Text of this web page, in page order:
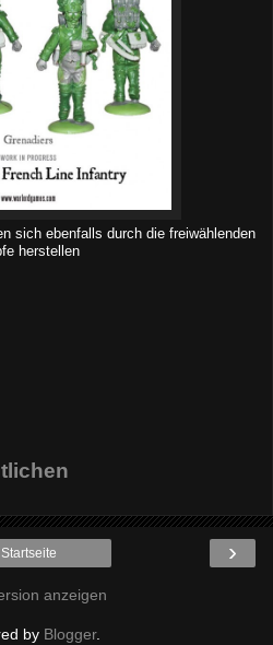
sich ebenfalls durch die freiwählenden
herstellen
›
Startseite
anzeigen
by Blogger.